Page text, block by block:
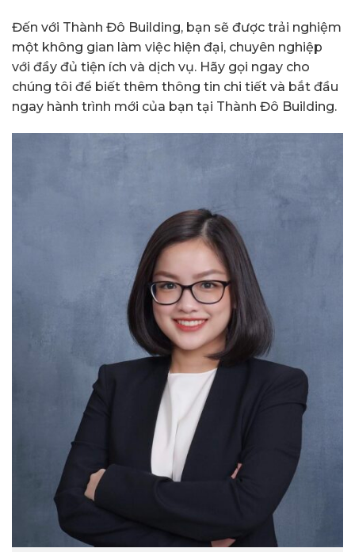
Đến với Thành Đô Building, bạn sẽ được trải nghiệm
một không gian làm việc hiện đại, chuyên nghiệp
với đầy đủ tiện ích và dịch vụ. Hãy gọi ngay cho
chúng tôi để biết thêm thông tin chi tiết và bắt đầu
ngay hành trình mới của bạn tại Thành Đô Building.